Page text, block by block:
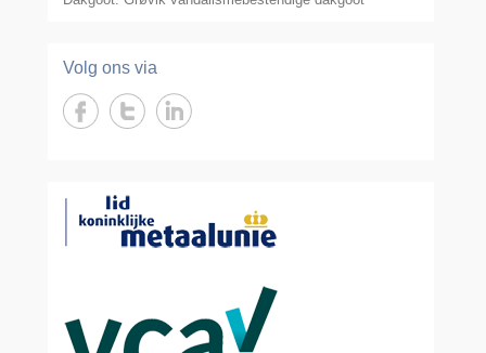
Volg ons via